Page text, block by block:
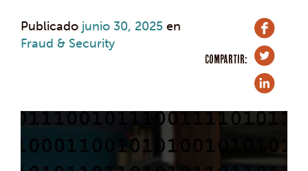
Publicado junio 30, 2025 en
Fraud & Security
COMPARTIR: